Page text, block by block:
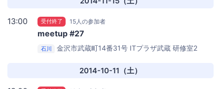
13:00 受付終了 15人の参加者
meetup #27
石川 金沢市武蔵町14番31号 ITプラザ武蔵 研修室2
2014-10-11（土）